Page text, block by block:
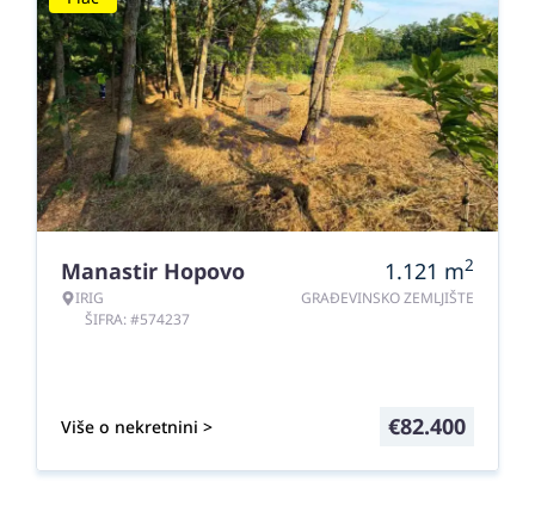
Manastir Hopovo
IRIG
ŠIFRA: #574237
1.121 m2
GRAĐEVINSKO ZEMLJIŠTE
Više o nekretnini > €82.400